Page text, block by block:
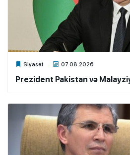
Siyasət 07.08.2026
Xalq.Online
Prezident Pakistan və